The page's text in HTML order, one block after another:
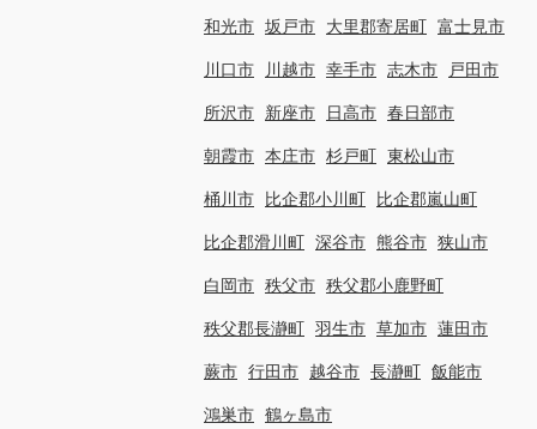
和光市 坂戸市 大里郡寄居町 富士見市
川口市 川越市 幸手市 志木市 戸田市
所沢市 新座市 日高市 春日部市
朝霞市 本庄市 杉戸町 東松山市
桶川市 比企郡小川町 比企郡嵐山町
比企郡滑川町 深谷市 熊谷市 狭山市
白岡市 秩父市 秩父郡小鹿野町
秩父郡長瀞町 羽生市 草加市 蓮田市
蕨市 行田市 越谷市 長瀞町 飯能市
鴻巣市 鶴ヶ島市